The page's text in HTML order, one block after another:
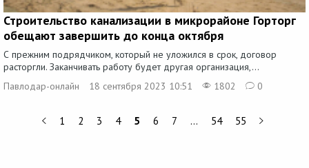
Строительство канализации в микрорайоне Горторг
обещают завершить до конца октября
С прежним подрядчиком, который не уложился в срок, договор
расторгли. Заканчивать работу будет другая организация,...
Павлодар-онлайн
18 сентября 2023 10:51 1802 0
1 2 3 4 5 6 7 … 54 55